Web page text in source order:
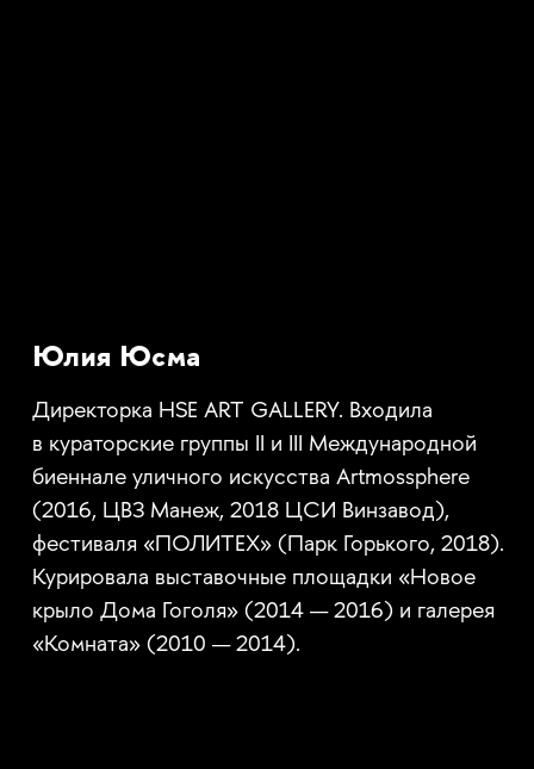
Юлия Юсма
Директорка HSE ART GALLERY. Входила
в кураторские группы II и III Международной
биеннале уличного искусства Artmossphere
(2016, ЦВЗ Манеж, 2018 ЦСИ Винзавод),
фестиваля «ПОЛИТЕХ» (Парк Горького, 2018).
Курировала выставочные площадки «Новое
крыло Дома Гоголя» (2014 — 2016) и галерея
«Комната» (2010 — 2014).